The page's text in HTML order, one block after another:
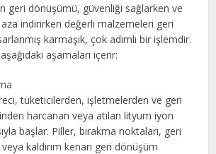
geri dönüşümü, güvenliği sağlarken ve
indirirken değerli malzemeleri geri
karmaşık, çok adımlı bir işlemdir.
aşamaları içerir:
tüketicilerden, işletmelerden ve geri
harcanan veya atılan lityum iyon
başlar. Piller, bırakma noktaları, geri
kaldırım kenarı geri dönüşüm